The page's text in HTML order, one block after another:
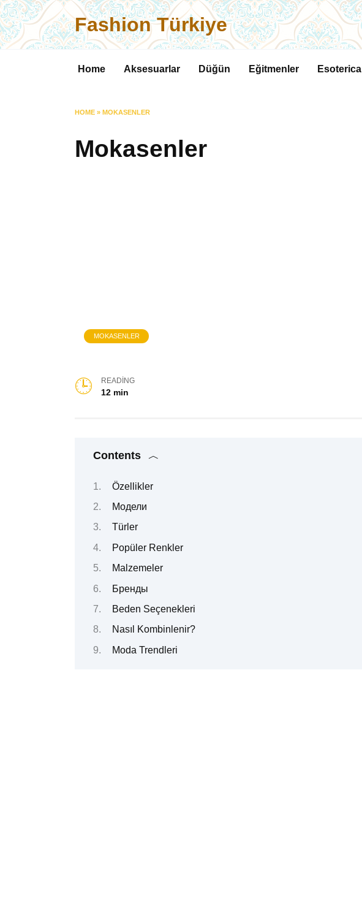
Skip
to
content
Fashion Türkiye
Home Aksesuarlar Düğün Eğitmenler Esoterica
HOME » MOKASENLER
Mokasenler
MOKASENLER
READING
12 min
Contents
Özellikler
Модели
Türler
Popüler Renkler
Malzemeler
Бренды
Beden Seçenekleri
Nasıl Kombinlenir?
Moda Trendleri